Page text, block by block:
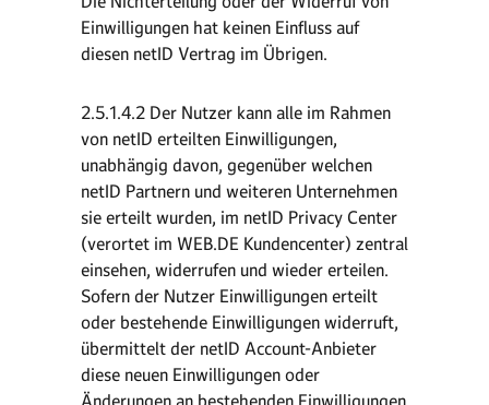
Einwilligungen hat keinen Einfluss auf
diesen netID Vertrag im Übrigen.
2.5.1.4.2 Der Nutzer kann alle im Rahmen
von netID erteilten Einwilligungen,
unabhängig davon, gegenüber welchen
netID Partnern und weiteren Unternehmen
sie erteilt wurden, im netID Privacy Center
(verortet im WEB.DE Kundencenter) zentral
einsehen, widerrufen und wieder erteilen.
Sofern der Nutzer Einwilligungen erteilt
oder bestehende Einwilligungen widerruft,
übermittelt der netID Account-Anbieter
diese neuen Einwilligungen oder
Änderungen an bestehenden Einwilligungen